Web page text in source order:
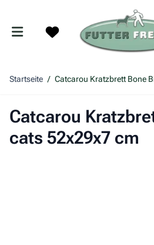
Startseite / Catcarou Kratzbrett Bone
Catcarou
cats 52x29x7 cm